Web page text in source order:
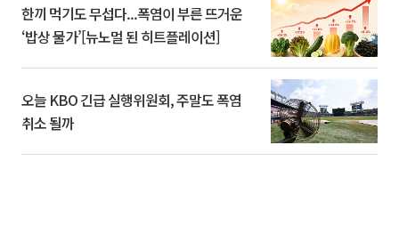
한끼 먹기도 무섭다...폭염이 부른 뜨거운
‘밥상 물가’[뉴노멀 된 히트플레이션]
오늘 KBO 긴급 실행위원회, 주말도 폭염
취소 될까